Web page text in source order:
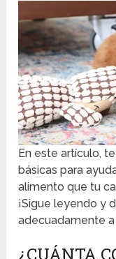
En este artículo,
básicas para
alimento que tu
¡Sigue leyendo y
adecuadamente
¿CUÁNTA